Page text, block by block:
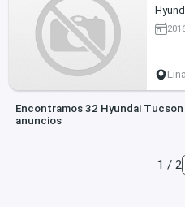
Encontramos 32 Hyundai
anuncios
1 / 2